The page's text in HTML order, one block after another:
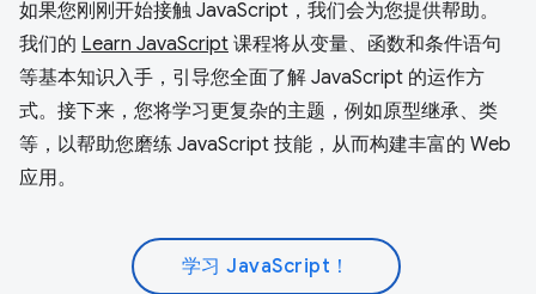
如果您刚刚开始接触 JavaScript，我们会为您提供帮助。
我们的 Learn JavaScript 课程将从变量、函数和条件语句
等基本知识入手，引导您全面了解 JavaScript 的运作方
式。接下来，您将学习更复杂的主题，例如原型继承、类
等，以帮助您磨练 JavaScript 技能，从而构建丰富的 Web
应用。
学习 JavaScript！